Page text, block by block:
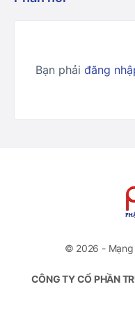
Bạn phải đăng
© 2026 - Mạng
CÔNG TY CỔ PHẦN